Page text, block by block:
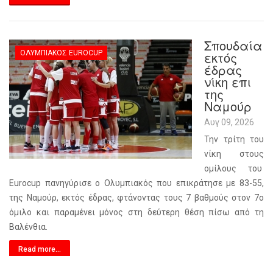
ΟΛΥΜΠΙΑΚΌΣ EUROCUP Σπουδαία
εκτός
έδρας
νίκη επι
της
Ναμούρ
Αυγ 09, 2026
Την τρίτη του
νίκη στους
ομίλους του
Eurocup πανηγύρισε ο Ολυμπιακός που επικράτησε με 83-55,
της Ναμούρ, εκτός έδρας, φτάνοντας τους 7 βαθμούς στον 7ο
όμιλο και παραμένει μόνος στη δεύτερη θέση πίσω από τη
Βαλένθια.
Read more...